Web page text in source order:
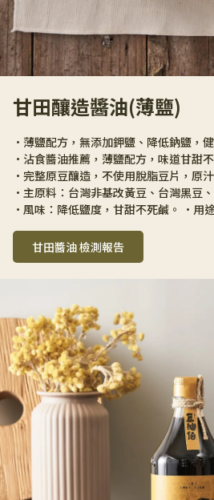
甘田釀造醬油(薄鹽)
•薄鹽配方，無添加鉀鹽、降低鈉鹽，
•沾食醬油推薦，薄鹽配方，味道甘甜不
•完整原豆釀造，不使用脫脂豆片，原
•主原料：台灣非基改黃豆、台灣黑豆
•風味：降低鹽度，甘甜不死鹹。 •用
甘田醬油 檢測報告